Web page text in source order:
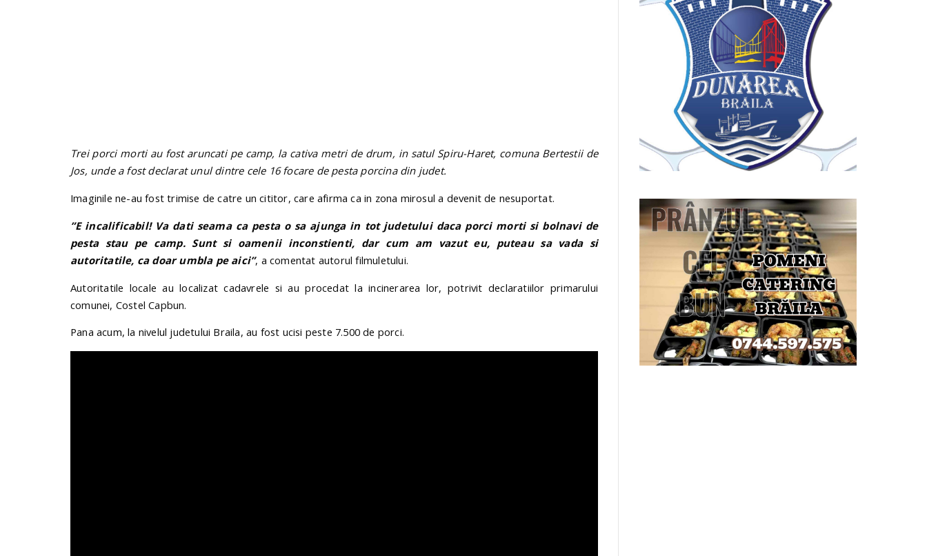
Trei porci morti au fost aruncati pe camp, la cativa metri de drum, in satul Spiru-Haret, comuna Bertestii de
Jos, unde a fost declarat unul dintre cele 16 focare de pesta porcina din judet.
Imaginile ne-au fost trimise de catre un cititor, care afirma ca in zona mirosul a devenit de nesuportat.
”E incalificabil! Va dati seama ca pesta o sa ajunga in tot judetului daca porci morti si bolnavi de
pesta stau pe camp. Sunt si oamenii inconstienti, dar cum am vazut eu, puteau sa vada si
autoritatile, ca doar umbla pe aici”, a comentat autorul filmuletului.
Autoritatile locale au localizat cadavrele si au procedat la incinerarea lor, potrivit declaratiilor primarului
comunei, Costel Capbun.
Pana acum, la nivelul judetului Braila, au fost ucisi peste 7.500 de porci.